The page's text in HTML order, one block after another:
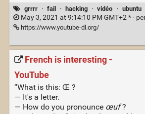
grrrr · fail · hacking · vidéo · ubuntu
May 3, 2021 at 9:14:10 PM GMT+2 * ·
https://www.youtube-dl.org/
French is interesting -
YouTube
“What is this: Œ ?
— It's a letter.
— How do you pronounce œuf?